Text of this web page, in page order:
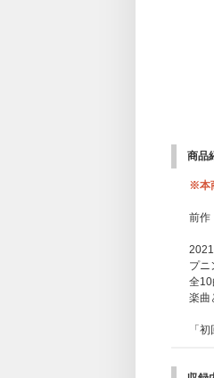
商品
※本
前作
プニ
全10
楽曲
「